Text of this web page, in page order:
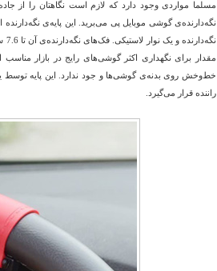
مسلما مواردی وجود دارد که لازم است نگاهتان را از
نگه‌دارنده‌ی گوشی موبایل پی می‌برید. این پایه‌ی
مقدار برای نگهداری اکثر گوشی‌های رایج در بازار
خط‌وخش روی بدنه‌ی گوشی‌ها و جود ندارد. این پایه توسط
راننده قرار می‌گیرد.